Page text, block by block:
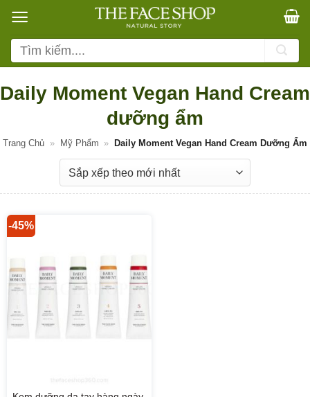
qua
nội
dung
Tìm
kiếm:
Daily Moment Vegan Hand Cream
dưỡng ẩm
Trang Chủ » Mỹ Phẩm » Daily Moment Vegan Hand Cream Dưỡng Ẩm
-45%